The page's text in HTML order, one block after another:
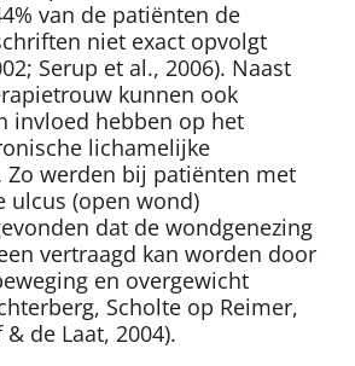
van de patiënten de
niet exact opvolgt
Serup et al., 2006). Naast
kunnen ook
invloed hebben op het
lichamelijke
Zo werden bij patiënten met
ulcus (open wond)
dat de wondgenezing
vertraagd kan worden door
en overgewicht
Scholte op Reimer,
de Laat, 2004).